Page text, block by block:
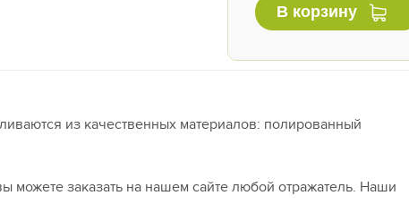
В корзину
из качественных материалов: полированный
можете заказать на нашем сайте любой отражатель. Наши